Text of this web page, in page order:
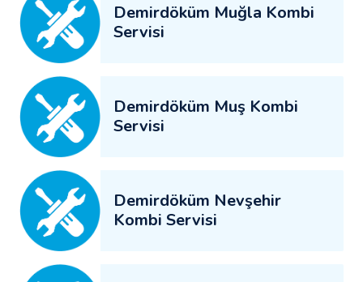
Demirdöküm Muğla Kombi
Servisi
Demirdöküm Muş Kombi
Servisi
Demirdöküm Nevşehir
Kombi Servisi